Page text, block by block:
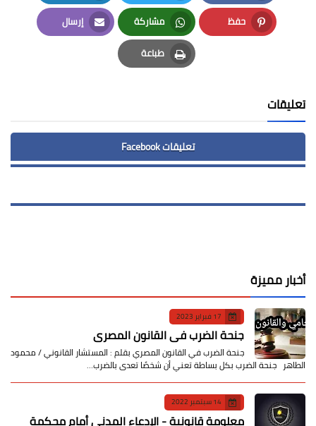
Facebook
Twitter
LinkedIn
حفظ
Pinterest
مشاركة
Whatsapp
إرسال
Email
طباعة
Print
تعليقات
تعليقات Facebook
أخبار مميزة
17 فبراير 2023
جنحة الضرب في القانون المصري
جنحة الضرب في القانون المصري بقلم : المستشار القانوني / محمود
الطاهر جنحة الضرب بكل بساطة تعني أن شخصًا تعدى بالضرب…
14 سبتمبر 2022
معلومة قانونية - الإدعاء المدني أمام محكمة